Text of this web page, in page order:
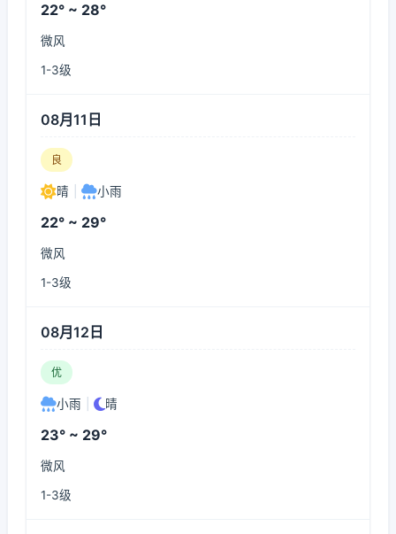
22° ~ 28°
微风
1-3级
08月11日
良
晴 小雨
22° ~ 29°
微风
1-3级
08月12日
优
小雨 晴
23° ~ 29°
微风
1-3级